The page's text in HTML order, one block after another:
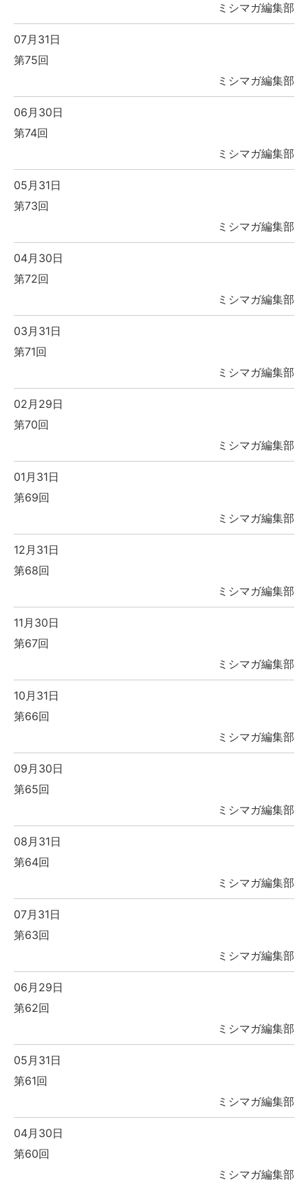
ミシマガ編集部
07月31日
第75回
ミシマガ編集部
06月30日
第74回
ミシマガ編集部
05月31日
第73回
ミシマガ編集部
04月30日
第72回
ミシマガ編集部
03月31日
第71回
ミシマガ編集部
02月29日
第70回
ミシマガ編集部
01月31日
第69回
ミシマガ編集部
12月31日
第68回
ミシマガ編集部
11月30日
第67回
ミシマガ編集部
10月31日
第66回
ミシマガ編集部
09月30日
第65回
ミシマガ編集部
08月31日
第64回
ミシマガ編集部
07月31日
第63回
ミシマガ編集部
06月29日
第62回
ミシマガ編集部
05月31日
第61回
ミシマガ編集部
04月30日
第60回
ミシマガ編集部